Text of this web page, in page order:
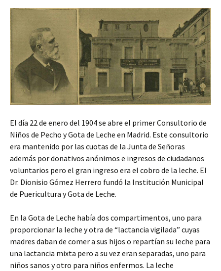
El día 22 de enero del 1904 se abre el primer Consultorio de
Niños de Pecho y Gota de Leche en Madrid. Este consultorio
era mantenido por las cuotas de la Junta de Señoras
además por donativos anónimos e ingresos de ciudadanos
voluntarios pero el gran ingreso era el cobro de la leche. El
Dr. Dionisio Gómez Herrero fundó la Institución Municipal
de Puericultura y Gota de Leche.
En la Gota de Leche había dos compartimentos, uno para
proporcionar la leche y otra de “lactancia vigilada” cuyas
madres daban de comer a sus hijos o repartían su leche para
una lactancia mixta pero a su vez eran separadas, uno para
niños sanos y otro para niños enfermos. La leche